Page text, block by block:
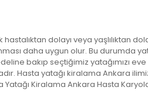
dolayı veya yaşlılıktan
daha uygun olur. Bu durumda
bakıp seçtiğimiz yatağımızı
Hasta yatağı kiralama Ankara
Kiralama Ankara Hasta